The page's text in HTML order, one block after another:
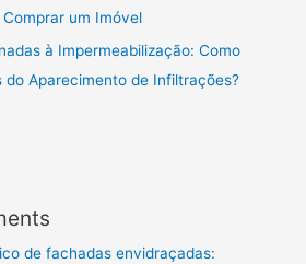
um Imóvel
à Impermeabilização: Como
do Aparecimento de Infiltrações?
de fachadas envidraçadas: